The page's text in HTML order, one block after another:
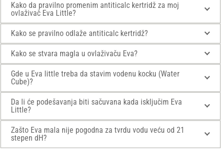
Kako da pravilno promenim antiticalc kertridž za moj
ovlaživač Eva Little?
Kako se pravilno odlaže antiticalc kertridž?
Kako se stvara magla u ovlaživaču Eva?
Gde u Eva little treba da stavim vodenu kocku (Water
Cube)?
Da li će podešavanja biti sačuvana kada isključim Eva
Little?
Zašto Eva mala nije pogodna za tvrdu vodu veću od 21
stepen dH?